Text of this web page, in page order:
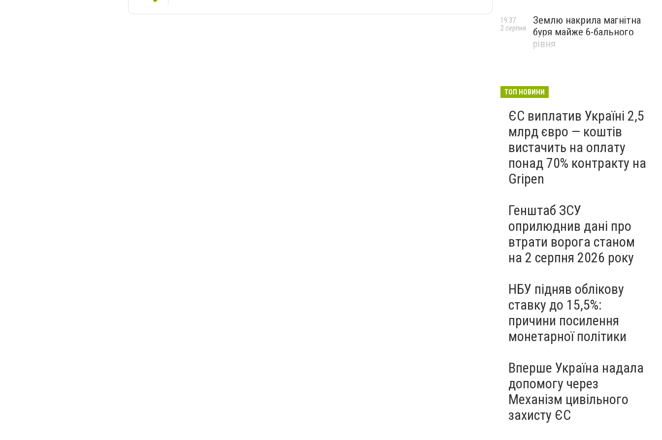
Землю накрила магнітна
буря майже 6-бального
рівня
19:37
2 серпня
ТОП НОВИНИ
ЄС виплатив Україні 2,5
млрд євро — коштів
вистачить на оплату
понад 70% контракту на
Gripen
Генштаб ЗСУ
оприлюднив дані про
втрати ворога станом
на 2 серпня 2026 року
НБУ підняв облікову
ставку до 15,5%:
причини посилення
монетарної політики
Вперше Україна надала
допомогу через
Механізм цивільного
захисту ЄС